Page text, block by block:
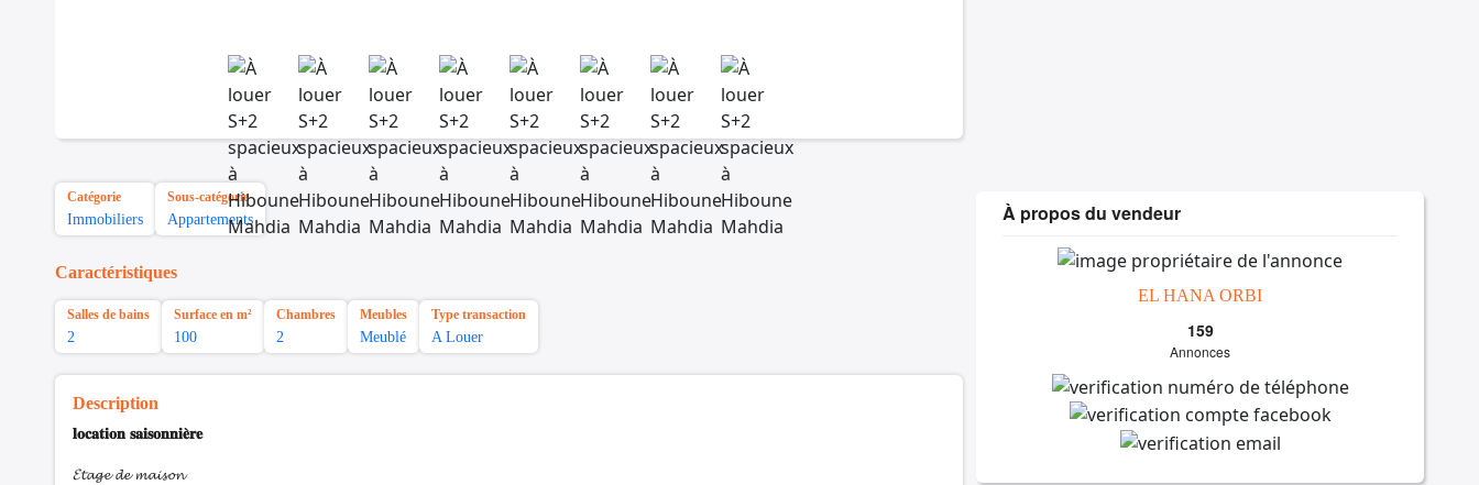
Catégorie
Immobiliers
Sous-catégorie
Appartements
Caractéristiques
Salles de bains
2
Surface en m²
100
Chambres
2
Meubles
Meublé
Type transaction
A Louer
Description
𝐥𝐨𝐜𝐚𝐭𝐢𝐨𝐧 𝐬𝐚𝐢𝐬𝐨𝐧𝐧𝐢𝐞̀𝐫𝐞
𝓔𝓽𝓪𝓰𝓮 𝓭𝓮 𝓶𝓪𝓲𝓼𝓸𝓷
À propos du vendeur
EL HANA ORBI
159
Annonces